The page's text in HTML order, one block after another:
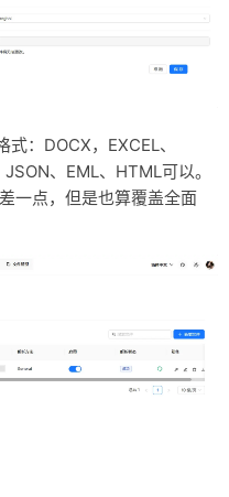
：DOCX，EXCEL、
、EML、HTML可以。
一点，但是也算覆盖全面